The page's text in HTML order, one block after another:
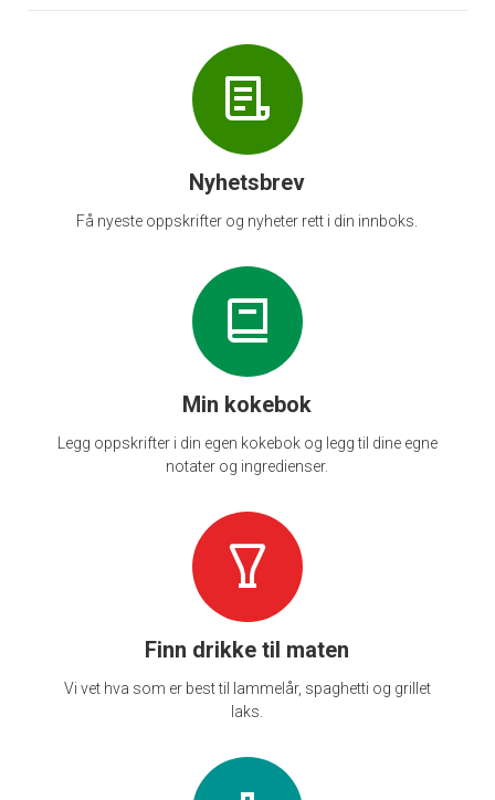
Nyhetsbrev
Få nyeste oppskrifter og nyheter rett i din innboks.
Min kokebok
Legg oppskrifter i din egen kokebok og legg til dine egne
notater og ingredienser.
Finn drikke til maten
Vi vet hva som er best til lammelår, spaghetti og grillet
laks.